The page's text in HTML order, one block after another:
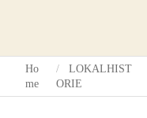
Ho
me
LOKALHIST
ORIE